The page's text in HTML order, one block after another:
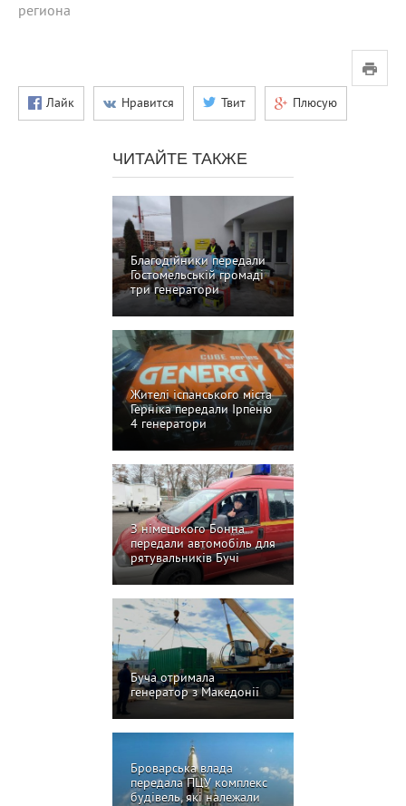
региона
Лайк Нравится Твит Плюсую
ЧИТАЙТЕ ТАКЖЕ
Благодійники передали
Гостомельській громаді
три генератори
Жителі іспанського міста
Герніка передали Ірпеню
4 генератори
З німецького Бонна
передали автомобіль для
рятувальників Бучі
Буча отримала
генератор з Македонії
Броварська влада
передала ПЦУ комплекс
будівель, які належали